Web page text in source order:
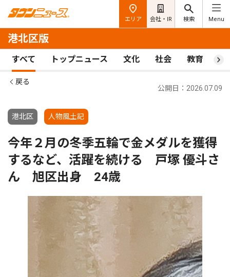
エリア 会社・IR 検索 Menu
港北区版
すべて トップニュース 文化 社会 教育 ス
戻る
港北区 人物風土記
公開日：2026.07.09
今年２月の冬季五輪で金メダルを獲得
するなど、活躍を続ける 戸塚 優斗さ
ん 旭区出身 24歳